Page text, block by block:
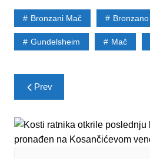
Bronzani Mač
Gundelsheim Mač
Post
navigation
Prev